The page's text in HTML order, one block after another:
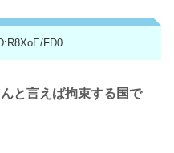
FD0
と言えば拘束する国で